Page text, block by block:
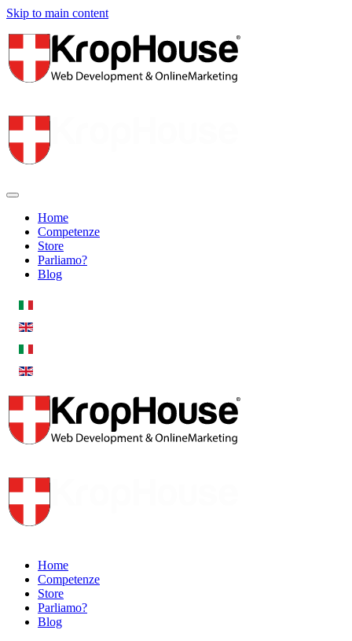
Skip to main content
Home
Competenze
Store
Parliamo?
Blog
Home
Competenze
Store
Parliamo?
Blog